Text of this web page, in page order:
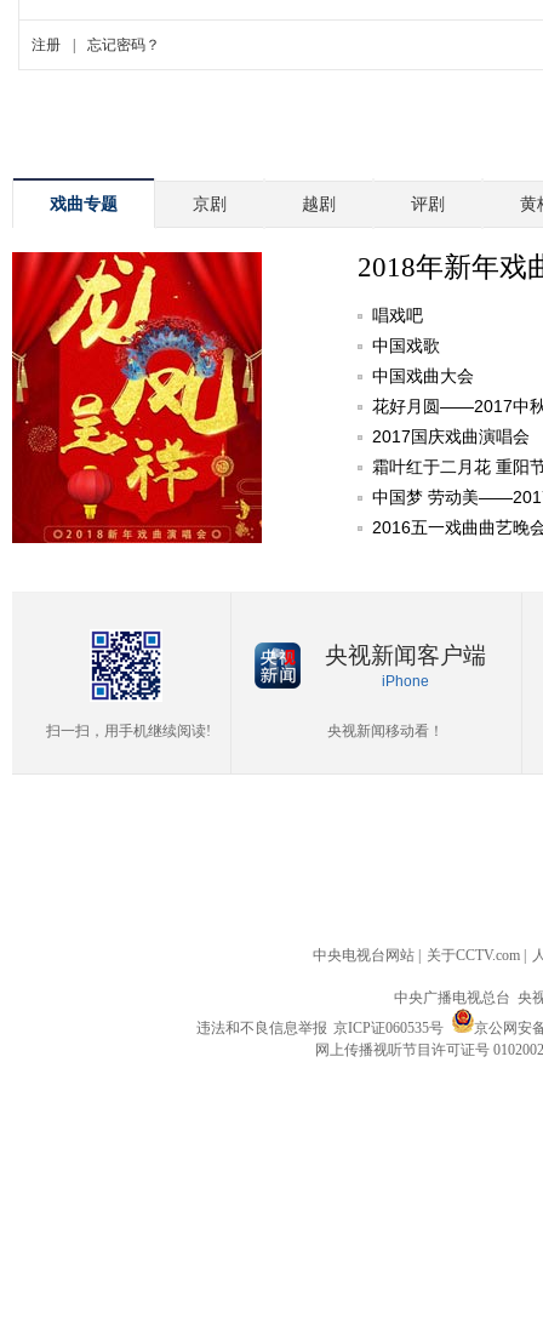
戏曲专题 京剧 越剧 评剧 黄
2018年新年戏
唱戏吧
中国戏歌
中国戏曲大会
花好月圆——2017中
2017国庆戏曲演唱会
霜叶红于二月花 重阳
中国梦 劳动美
2016五一戏曲曲艺晚
扫一扫，用手机继续阅读!
央视新闻客户端
iPhone
央视新闻移动看！
中央电视台网站 关于CCTV.com
中央广播电视总台 央
违法和不良信息举报 京ICP证060535号
京公网安
网上传播视听节目许可证号